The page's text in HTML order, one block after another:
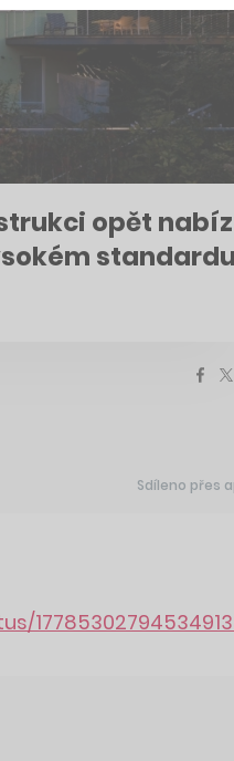
opět
Sdíleno přes